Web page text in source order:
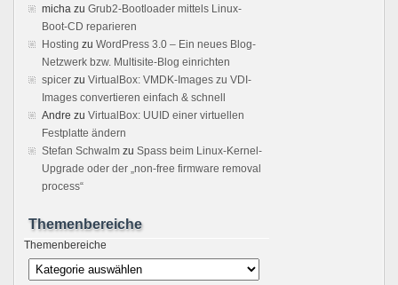
micha zu Grub2-Bootloader mittels Linux-
Boot-CD reparieren
Hosting zu WordPress 3.0 – Ein neues Blog-
Netzwerk bzw. Multisite-Blog einrichten
spicer zu VirtualBox: VMDK-Images zu VDI-
Images convertieren einfach & schnell
Andre zu VirtualBox: UUID einer virtuellen
Festplatte ändern
Stefan Schwalm zu Spass beim Linux-Kernel-
Upgrade oder der „non-free firmware removal
process“
Themenbereiche
Themenbereiche